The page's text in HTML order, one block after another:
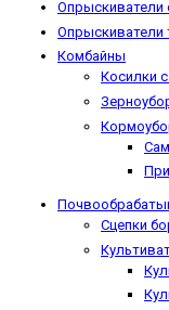
Опрыскиватели
Опрыскиватели
Комбайны
Косилки
Сцепки